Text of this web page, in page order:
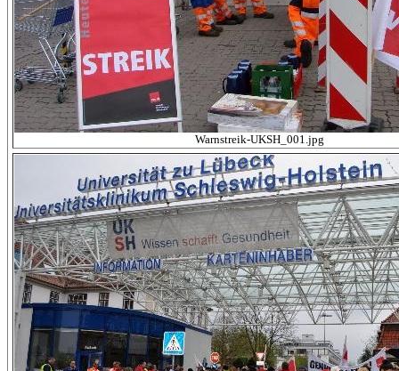
Warnstreik-UKSH_001.jpg